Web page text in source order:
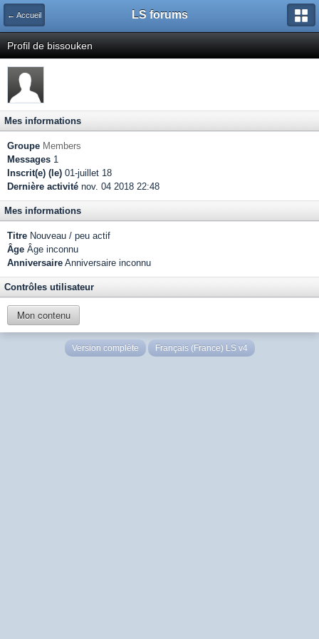
← Accueil LS forums
Profil de bissouken
Mes informations
Groupe Members
Messages 1
Inscrit(e) (le) 01-juillet 18
Dernière activité nov. 04 2018 22:48
Mes informations
Titre Nouveau / peu actif
Âge Âge inconnu
Anniversaire Anniversaire inconnu
Contrôles utilisateur
Mon contenu
Version complète Français (France) LS v4